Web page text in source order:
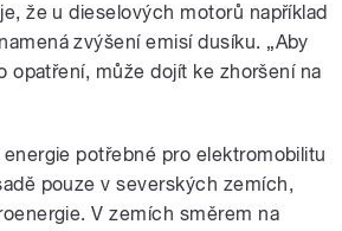
že u dieselových motorů například
zvýšení emisí dusíku. „Aby
opatření, může dojít ke zhoršení na
potřebné pro elektromobilitu
pouze v severských zemích,
V zemích směrem na